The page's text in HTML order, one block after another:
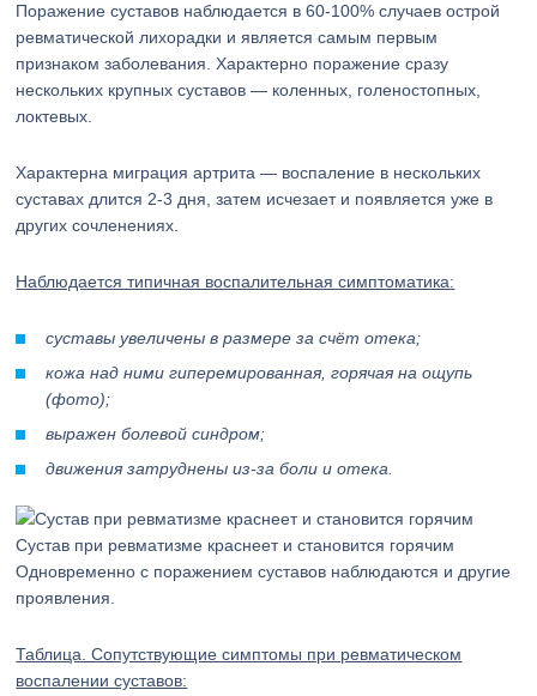
Поражение суставов наблюдается в 60-100% случаев острой
ревматической лихорадки и является самым первым
признаком заболевания. Характерно поражение сразу
нескольких крупных суставов — коленных, голеностопных,
локтевых.
Характерна миграция артрита — воспаление в нескольких
суставах длится 2-3 дня, затем исчезает и появляется уже в
других сочленениях.
Наблюдается типичная воспалительная симптоматика:
суставы увеличены в размере за счёт отека;
кожа над ними гиперемированная, горячая на ощупь
(фото);
выражен болевой синдром;
движения затруднены из-за боли и отека.
Сустав при ревматизме краснеет и становится горячим
Одновременно с поражением суставов наблюдаются и другие
проявления.
Таблица. Сопутствующие симптомы при ревматическом
воспалении суставов: